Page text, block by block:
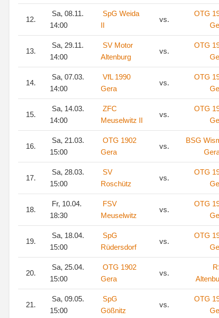
12.
Sa, 08.11.
14:00
SpG Weida
II
vs.
OTG
13.
Sa, 29.11.
14:00
SV Motor
Altenburg
vs.
OTG
14.
Sa, 07.03.
14:00
VfL 1990
Gera
vs.
OTG
15.
Sa, 14.03.
14:00
ZFC
Meuselwitz II
vs.
OTG
16.
Sa, 21.03.
15:00
OTG 1902
Gera
vs.
BSG
17.
Sa, 28.03.
15:00
SV
Roschütz
vs.
OTG
18.
Fr, 10.04.
18:30
FSV
Meuselwitz
vs.
OTG
19.
Sa, 18.04.
15:00
SpG
Rüdersdorf
vs.
OTG
20.
Sa, 25.04.
15:00
OTG 1902
Gera
vs.
21.
Sa, 09.05.
15:00
SpG
Gößnitz
vs.
OTG